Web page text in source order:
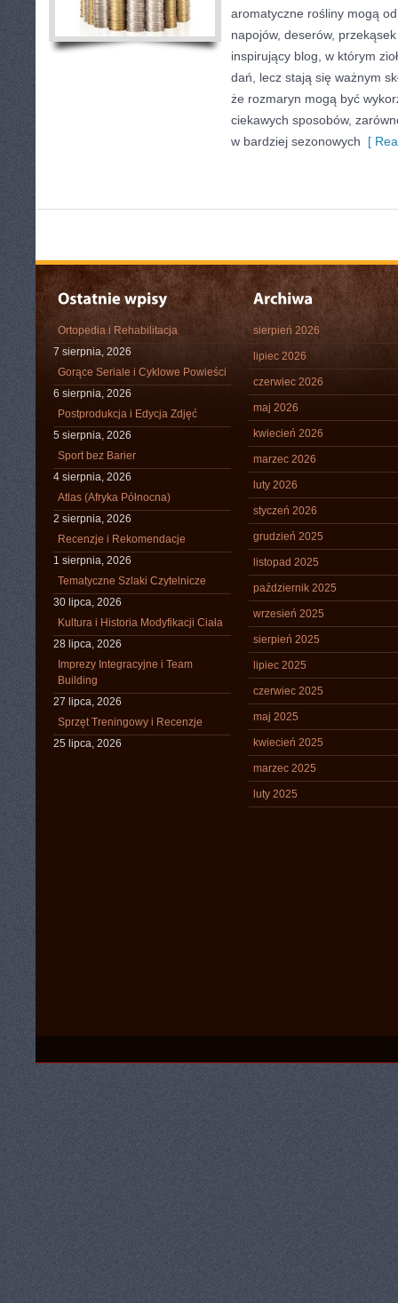
aromatyczne rośliny mogą
napojów, deserów,
inspirujący blog, w którym
dań, lecz stają się ważnym
że rozmaryn mogą być
ciekawych sposobów,
w bardziej sezonowych [
Ortopedia i Rehabilitacja
7 sierpnia, 2026
Gorące Seriale i Cyklowe Powieści
6 sierpnia, 2026
Postprodukcja i Edycja Zdjęć
5 sierpnia, 2026
Sport bez Barier
4 sierpnia, 2026
Atlas (Afryka Północna)
2 sierpnia, 2026
Recenzje i Rekomendacje
1 sierpnia, 2026
Tematyczne Szlaki Czytelnicze
30 lipca, 2026
Kultura i Historia Modyfikacji Ciała
28 lipca, 2026
Imprezy Integracyjne i Team
Building
27 lipca, 2026
Sprzęt Treningowy i Recenzje
25 lipca, 2026
sierpień 2026
lipiec 2026
czerwiec 2026
maj 2026
kwiecień 2026
marzec 2026
luty 2026
styczeń 2026
grudzień 2025
listopad 2025
październik 2025
wrzesień 2025
sierpień 2025
lipiec 2025
czerwiec 2025
maj 2025
kwiecień 2025
marzec 2025
luty 2025